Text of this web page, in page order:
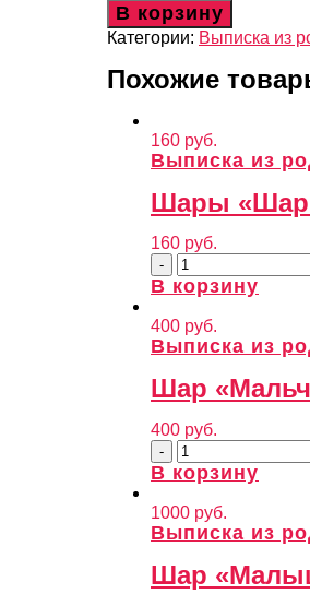
В корзину
Категории: Выписка из
Похожие
160 руб.
Выписка из
Шары «Шар
160 руб.
В корзину
400 руб.
Выписка из
Шар
400 руб.
В корзину
1000 руб.
Выписка из
Шар